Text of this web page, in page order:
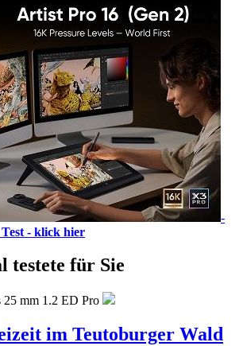
-
- klick hier
testete für Sie
25 mm 1.2 ED Pro
im Teutoburger Wald